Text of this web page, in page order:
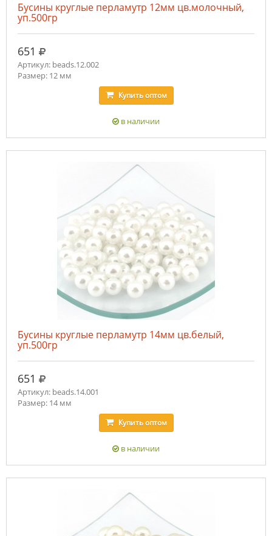
Бусины круглые перламутр 12мм цв.молочный,
уп.500гр
651 руб.
Артикул: beads.12.002
Размер: 12 мм
Купитьоптом
в наличии
Бусины круглые перламутр 14мм цв.белый,
уп.500гр
651 руб.
Артикул: beads.14.001
Размер: 14 мм
Купитьоптом
в наличии